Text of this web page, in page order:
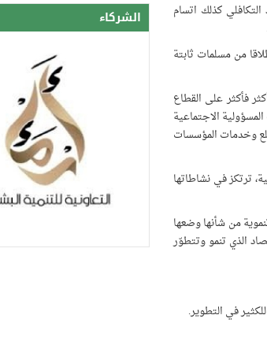
كذلك اتسام
من مسلمات ثابتة
فأكثر على القطاع
الاجتماعية
وخدمات المؤسسات
ترتكز في نشاطاتها
من شأنها وضعها
الذي تنمو وتتطوّر
في التطوير.
الشركاء